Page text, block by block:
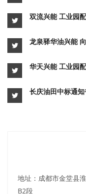
双流兴能 工业园
龙泉驿华油兴能
华天兴能 工业园
长庆油田中标通
地址：成都市金堂县
B2段